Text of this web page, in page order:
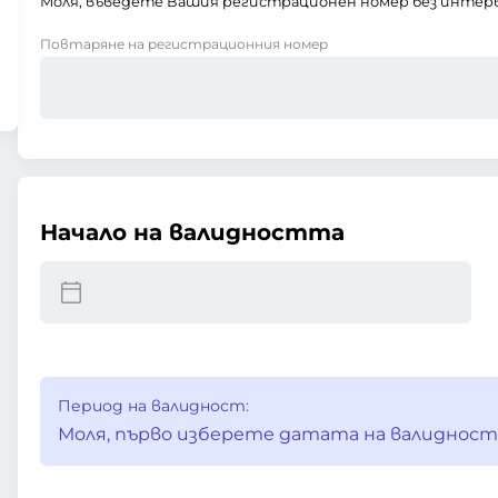
Повтаряне на регистрационния номер
Начало на валидността
Период на валидност:
Моля, първо изберете датата на